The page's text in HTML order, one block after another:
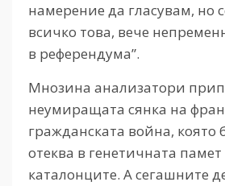
намерение да гласувам, но
всичко това, вече
в референдума”.
Мнозина анализатори
неумиращата сянка на
гражданската война, която
отеква в генетичната памет
каталонците. А сегашните